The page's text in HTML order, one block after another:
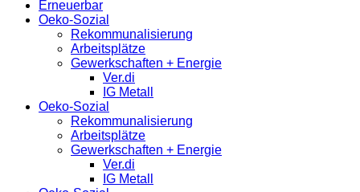
Erneuerbar
Oeko-Sozial
Rekommunalisierung
Arbeitsplätze
Gewerkschaften + Energie
Ver.di
IG Metall
Oeko-Sozial
Rekommunalisierung
Arbeitsplätze
Gewerkschaften + Energie
Ver.di
IG Metall